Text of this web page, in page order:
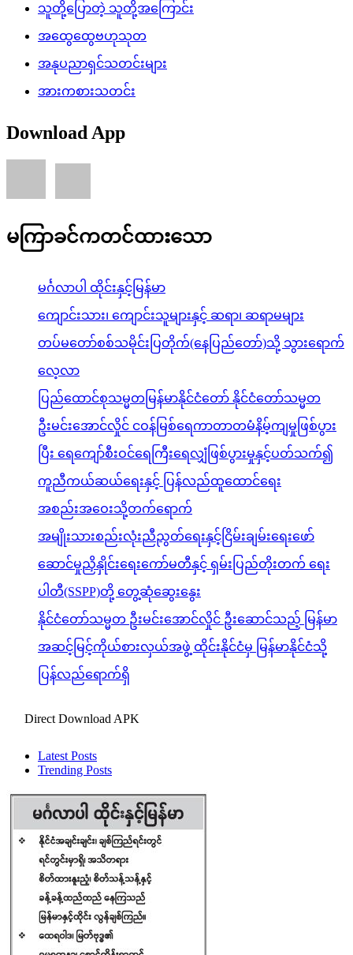
သူတို့ပြောတဲ့ သူတို့အကြောင်း
အထွေထွေဗဟုသုတ
အနုပညာရှင်သတင်းများ
အားကစားသတင်း
Download App
မကြာခင်ကတင်ထားသော
မင်္ဂလာပါ ထိုင်းနှင့်မြန်မာ
ကျောင်းသား၊ ကျောင်းသူများနှင့် ဆရာ၊ ဆရာမများ
တပ်မတော်စစ်သမိုင်းပြတိုက်(နေပြည်တော်)သို့ သွားရောက်
လေ့လာ
ပြည်ထောင်စုသမ္မတမြန်မာနိုင်ငံတော် နိုင်ငံတော်သမ္မတ
ဦးမင်းအောင်လှိုင် ငဝန်မြစ်ရေကာတာတမံနိမ့်ကျမှုဖြစ်ပွား
ပြီး ရေကျော်စီးဝင်ရေကြီးရေလျှံဖြစ်ပွားမှုနှင့်ပတ်သက်၍
ကူညီကယ်ဆယ်ရေးနှင့် ပြန်လည်ထူထောင်ရေး
အစည်းအဝေးသို့တက်ရောက်
အမျိုးသားစည်းလုံးညီညွတ်ရေးနှင့်ငြိမ်းချမ်းရေးဖော်
ဆောင်မှုညှိနှိုင်းရေးကော်မတီနှင့် ရှမ်းပြည်တိုးတက် ရေး
ပါတီ(SSPP)တို့ တွေ့ဆုံဆွေးနွေး
နိုင်ငံတော်သမ္မတ ဦးမင်းအောင်လှိုင် ဦးဆောင်သည့် မြန်မာ
အဆင့်မြင့်ကိုယ်စားလှယ်အဖွဲ့ ထိုင်းနိုင်ငံမှ မြန်မာနိုင်ငံသို့
ပြန်လည်ရောက်ရှိ
Direct Download APK
Latest Posts
Trending Posts